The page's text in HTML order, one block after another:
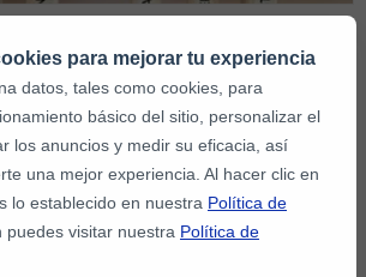
para aprender
online
de idiomas como las de portugués (haz el
para saber tu nivel), la contabilidad puede
laborales. Quizá todo lo que necesitas
o mejorar tu vida es un buen profesor de
te ofrezca un cluster clases particulares
para mejorar tu experiencia
datos, tales como cookies, para
básico del sitio, personalizar el
los anuncios y medir su eficacia, así
una mejor experiencia. Al hacer clic en
lo establecido en nuestra Política de
puedes visitar nuestra Política de